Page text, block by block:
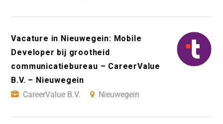
Vacature in Nieuwegein: Mobile
Developer bij grootheid
communicatiebureau – CareerValue
B.V. – Nieuwegein
CareerValue B.V.
Nieuwegein